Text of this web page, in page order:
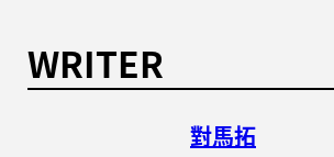
WRITER
對馬拓